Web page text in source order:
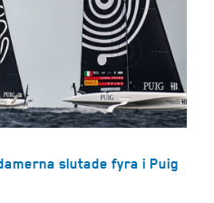
slutade fyra i Puig